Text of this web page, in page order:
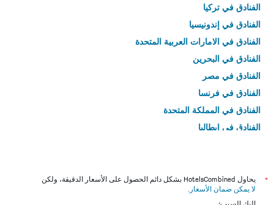
الفنادق في تركيا
الفنادق في إندونيسيا
الفنادق في الامارات العربية المتحدة
الفنادق في البحرين
الفنادق في مصر
الفنادق في فرنسا
الفنادق في المملكة المتحدة
الفنادق في إيطاليا
*
يحاول HotelsCombined بشكل دائم الحصول على الأسعار الدقيقة، ولكن
لا يمكن ضمان الأسعار .